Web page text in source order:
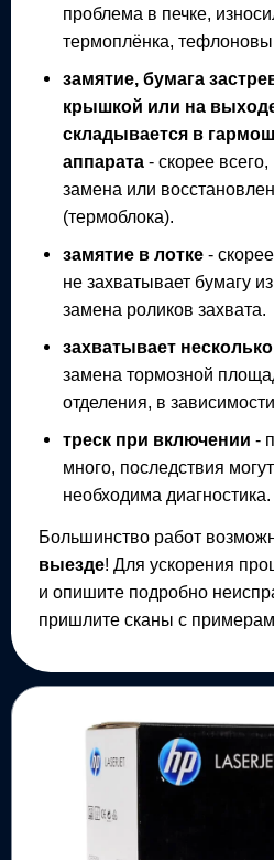
проблема в печке,
термоплёнка,
замятие, бумага
крышкой или на
складывается в
аппарата - скорее
замена или
(термоблока).
замятие в лотке -
не захватывает бумагу
замена роликов захвата.
захватывает
замена тормозной
отделения, в
треск при включении -
много, последствия
необходима диагностика.
Большинство работ
выезде! Для ускорения
и опишите подробно
пришлите сканы с